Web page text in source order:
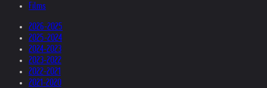
Films
2026-2025
2025-2024
2024-2023
2023-2022
2022-2021
2021-2020